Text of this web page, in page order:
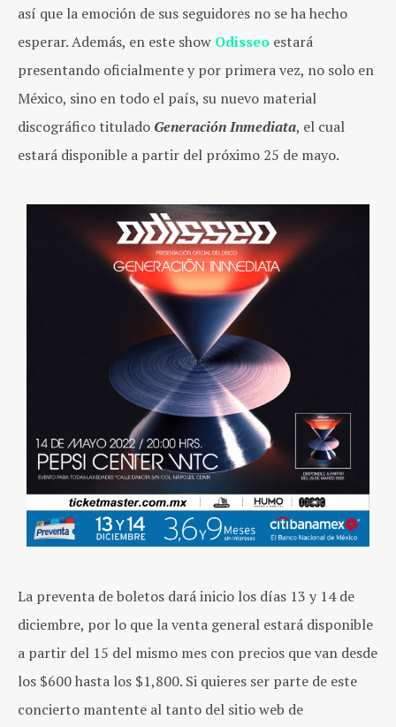
así que la emoción de sus seguidores no se ha hecho
esperar. Además, en este show Odisseo estará
presentando oficialmente y por primera vez, no solo en
México, sino en todo el país, su nuevo material
discográfico titulado Generación Inmediata, el cual
estará disponible a partir del próximo 25 de mayo.
La preventa de boletos dará inicio los días 13 y 14 de
diciembre, por lo que la venta general estará disponible
a partir del 15 del mismo mes con precios que van desde
los $600 hasta los $1,800. Si quieres ser parte de este
concierto mantente al tanto del sitio web de